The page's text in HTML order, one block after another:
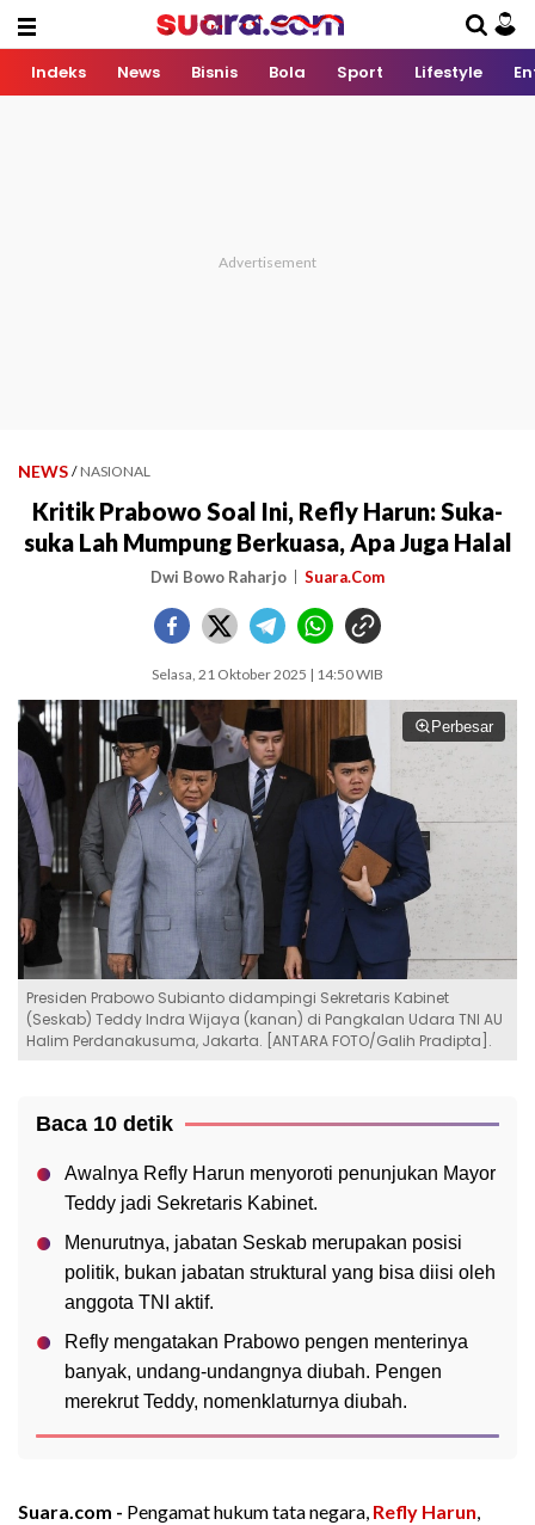
Indeks News Bisnis Bola Sport Lifestyle
NEWS / NASIONAL
Kritik Prabowo Soal Ini, Refly Harun: Suka-
suka Lah Mumpung Berkuasa, Apa Juga Halal
Dwi Bowo Raharjo Suara.Com
Selasa, 21 Oktober 2025 | 14:50 WIB
Perbesar
Presiden Prabowo Subianto didampingi Sekretaris Kabinet
(Seskab) Teddy Indra Wijaya (kanan) di Pangkalan Udara TNI AU
Halim Perdanakusuma, Jakarta. [ANTARA FOTO/Galih Pradipta].
Baca 10 detik
Awalnya Refly Harun menyoroti penunjukan Mayor
Teddy jadi Sekretaris Kabinet.
Menurutnya, jabatan Seskab merupakan posisi
politik, bukan jabatan struktural yang bisa diisi oleh
anggota TNI aktif.
Refly mengatakan Prabowo pengen menterinya
banyak, undang-undangnya diubah. Pengen
merekrut Teddy, nomenklaturnya diubah.
Suara.com - Pengamat hukum tata negara, Refly Harun,